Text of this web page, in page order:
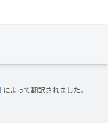
によって翻訳されました。